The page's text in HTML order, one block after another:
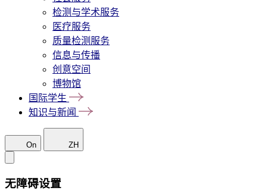
检测与学术服务
医疗服务
质量检测服务
信息与传播
创意空间
博物馆
国际学生
知识与新闻
On ZH
无障碍设置